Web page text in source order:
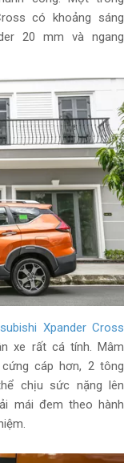
có khoảng sáng
20 mm và ngang
Xpander Cross
xe rất cá tính. Mâm
cáp hơn, 2 tông
chịu sức nặng lên
mái đem theo hành